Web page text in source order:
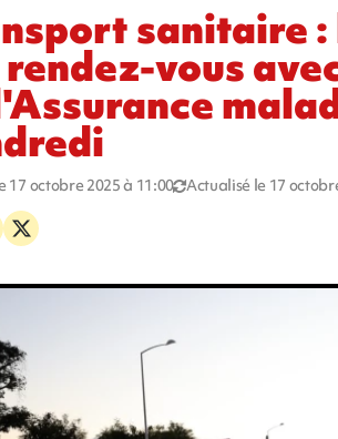
sanitaire
vous
17 octobre 2025 à 11:00 Actualisé le 17